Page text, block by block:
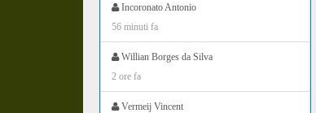
Incoronato Antonio
56 minuti fa
Willian Borges da Silva
2 ore fa
Vermeij Vincent